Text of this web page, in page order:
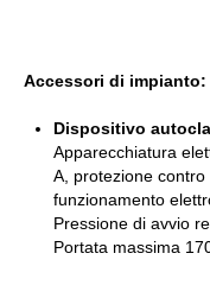
Accessori di impianto:
Dispositivo
Apparecchiatura
A, protezione
funzionamento
Pressione di avvio
Portata massima